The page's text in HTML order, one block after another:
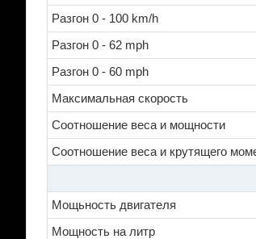
Разгон 0 - 100 km/h
Разгон 0 - 62 mph
Разгон 0 - 60 mph
Максимальная скорость
Соотношение веса и мощности
Соотношение веса и крутящего
Мощьность двигателя
Мощность на литр